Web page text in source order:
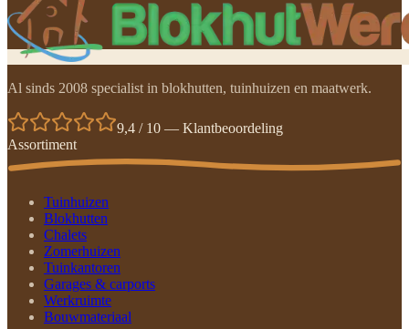
Al sinds 2008 specialist in blokhutten, tuinhuizen en maatwerk.
9,4 / 10 — Klantbeoordeling
Assortiment
Tuinhuizen
Blokhutten
Chalets
Zomerhuizen
Tuinkantoren
Garages & carports
Werkruimte
Bouwmateriaal